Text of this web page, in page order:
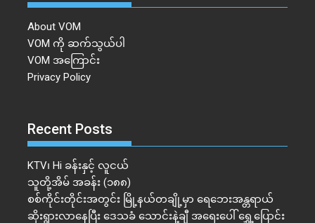
About VOM
VOM ကို ဆက်သွယ်ပါ
VOM အကြောင်း
Privacy Policy
Recent Posts
KTV၊ Hi ခန်းနှင့် လူငယ်
သူတို့အိမ် အခန်း (၁၈၈)
စစ်ကိုင်းတိုင်းအတွင်း မြို့နယ်တချို့မှာ ရေဘေးအန္တရာယ်
ဆိုးရွားလာနေပြီး ဒေသခံ သောင်းနဲ့ချီ အရေးပေါ် ရွှေ့ပြောင်း